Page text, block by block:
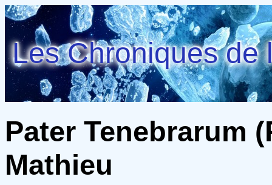
Les Chroniques de
Pater Tenebrarum
Mathieu